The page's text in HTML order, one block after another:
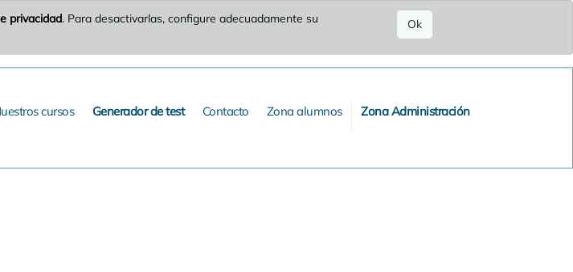
privacidad. Para desactivarlas, configure adecuadamente su
Ok
cursos Generador de test Contacto Zona alumnos Zona Administración